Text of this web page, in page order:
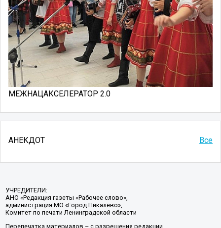
МЕЖНАЦАКСЕЛЕРАТОР 2.0
АНЕКДОТ Все
УЧРЕДИТЕЛИ:
АНО «Редакция газеты «Рабочее слово»,
администрация МО «Город Пикалёво»,
Комитет по печати Ленинградской области
Перепечатка материалов – с разрешения редакции.